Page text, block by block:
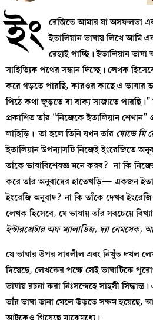
ইং রেজিতে আমার যা অসফলতা
ইতালিয়ান ভাষায় লিখে আমি
রেহাই পাচ্ছি। ইতালিয়ান
সাহিত্যিক পথের সন্ধান দিচ্ছে। লেখক
করে গড়তে পারছি, কারওর কাছে এ ভাষার
পিঠে কথা জুড়তে বা বাক্য সাজাতে
প্রকাশিত তাঁর “নিজেকে ইতালিয়ান শেখান”
লাহিড়ি। তা হলে তিনি যখন তাঁর দোভে মি
ইতালিয়ান উপন্যাসটি নিজেই ইংরেজিতে
তাঁকে ভাষাবিশেষজ্ঞ মনে করব? না কি
করে তাঁর অনুবাদের হাতেখড়ি— একজন
ইংরেজি অনুবাদ? না কি তাঁকে দেখব
লেখক হিসেবে, যে ভাষায় তাঁর সবচেয়ে
ইন্টারপ্রেটার অফ ম্যালাডিজ, দ্যা নেমসেক,
যে ভাষার উপর সাবলীল এবং নিখুঁত দখল
দিয়েছে, লেখকের পক্ষে সেই ভাষাটিকে
ভাষায় রচনা করা নিঃসন্দেহে সাহসী
তাঁর ভাষা ডানা মেলে উড়তে সক্ষম হয়েছে,